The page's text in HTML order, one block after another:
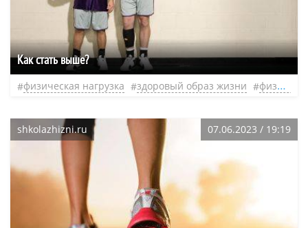
Как стать выше?
физическая нагрузка здоровый образ жизни физическая активность
shkolazhizni.ru 07.06.2023 / 19:19